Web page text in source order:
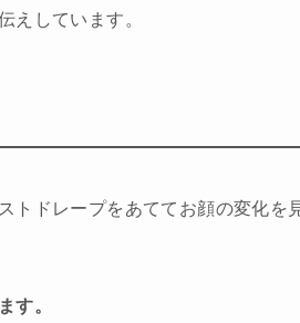
えしています。
トドレープをあててお顔の変化を
す。